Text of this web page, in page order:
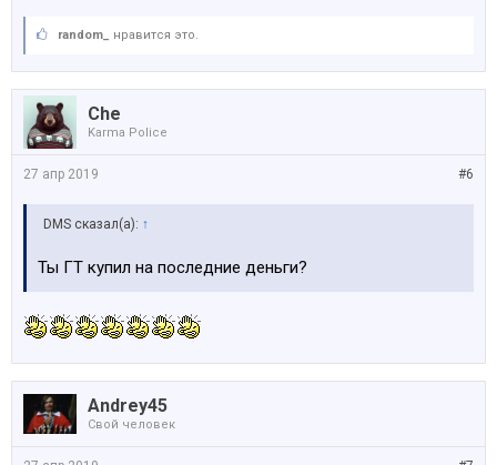
random_ нравится это.
Che
Karma Police
#6
27 апр 2019
DMS сказал(а): ↑
Ты ГТ купил на последние деньги?
Andrey45
Свой человек